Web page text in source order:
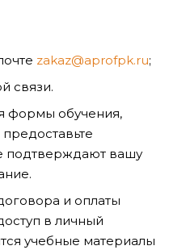
zakaz@aprofpk.ru;
связи.
формы обучения,
подтверждают вашу
и оплаты
в личный
учебные материалы